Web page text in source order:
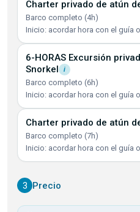
Charter privado de atún
Barco completo (4h)
Inicio: acordar hora con el guía
6-HORAS Excursión
Snorkel
i
Barco completo (6h)
Inicio: acordar hora con el guía
Charter privado de atún
Barco completo (7h)
Inicio: acordar hora con el guía
3 Precio